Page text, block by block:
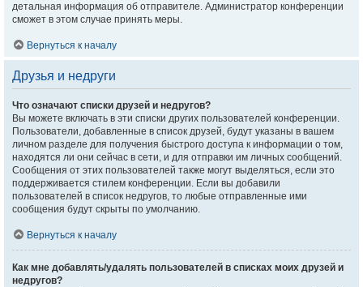
детальная информация об отправителе. Администратор конференции
сможет в этом случае принять меры.
Вернуться к началу
Друзья и недруги
Что означают списки друзей и недругов?
Вы можете включать в эти списки других пользователей конференции.
Пользователи, добавленные в список друзей, будут указаны в вашем
личном разделе для получения быстрого доступа к информации о том,
находятся ли они сейчас в сети, и для отправки им личных сообщений.
Сообщения от этих пользователей также могут выделяться, если это
поддерживается стилем конференции. Если вы добавили
пользователей в список недругов, то любые отправленные ими
сообщения будут скрыты по умолчанию.
Вернуться к началу
Как мне добавлять/удалять пользователей в списках моих друзей и
недругов?